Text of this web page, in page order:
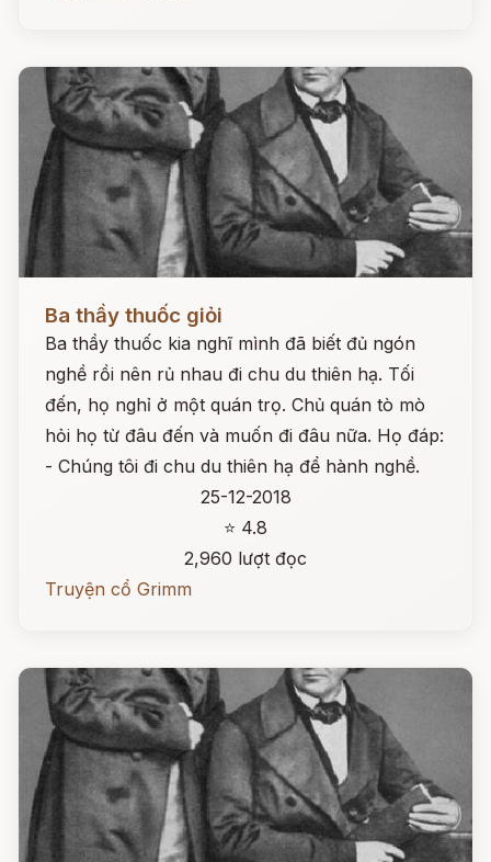
Ba thầy thuốc giỏi
Ba thầy thuốc kia nghĩ mình đã biết đủ ngón
nghề rồi nên rủ nhau đi chu du thiên hạ. Tối
đến, họ nghỉ ở một quán trọ. Chủ quán tò mò
hỏi họ từ đâu đến và muốn đi đâu nữa. Họ đáp:
- Chúng tôi đi chu du thiên hạ để hành nghề.
25-12-2018
⭐ 4.8
2,960 lượt đọc
Truyện cổ Grimm